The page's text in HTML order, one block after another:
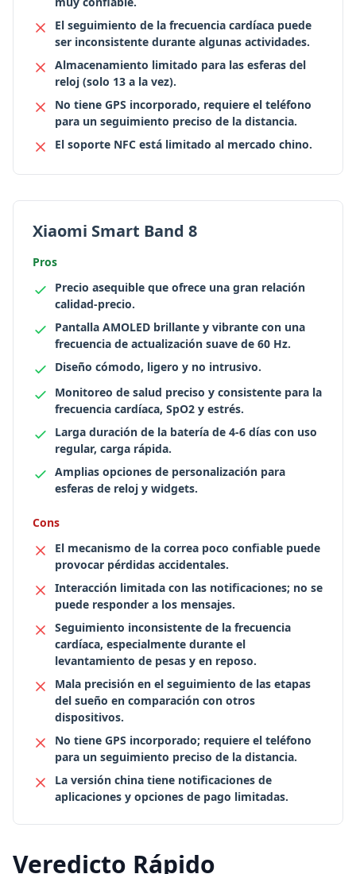
El seguimiento de la frecuencia cardíaca puede
ser inconsistente durante algunas actividades.
Almacenamiento limitado para las esferas del
reloj (solo 13 a la vez).
No tiene GPS incorporado, requiere el teléfono
para un seguimiento preciso de la distancia.
El soporte NFC está limitado al mercado chino.
Xiaomi Smart Band 8
Pros
Precio asequible que ofrece una gran relación
calidad-precio.
Pantalla AMOLED brillante y vibrante con una
frecuencia de actualización suave de 60 Hz.
Diseño cómodo, ligero y no intrusivo.
Monitoreo de salud preciso y consistente para la
frecuencia cardíaca, SpO2 y estrés.
Larga duración de la batería de 4-6 días con uso
regular, carga rápida.
Amplias opciones de personalización para
esferas de reloj y widgets.
Cons
El mecanismo de la correa poco confiable puede
provocar pérdidas accidentales.
Interacción limitada con las notificaciones; no se
puede responder a los mensajes.
Seguimiento inconsistente de la frecuencia
cardíaca, especialmente durante el
levantamiento de pesas y en reposo.
Mala precisión en el seguimiento de las etapas
del sueño en comparación con otros
dispositivos.
No tiene GPS incorporado; requiere el teléfono
para un seguimiento preciso de la distancia.
La versión china tiene notificaciones de
aplicaciones y opciones de pago limitadas.
Veredicto Rápido